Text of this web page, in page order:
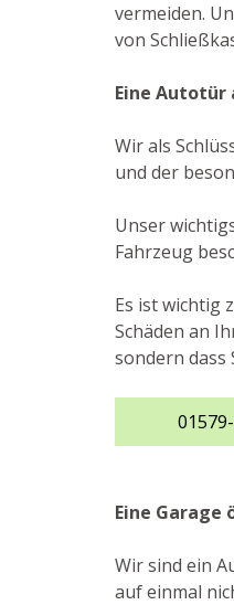
vermeiden.
von
Eine Autotür
Wir als
und der
Unser
Fahrzeug
Es ist wichtig
Schäden an
sondern dass
Eine Garage
Wir sind ein
auf einmal